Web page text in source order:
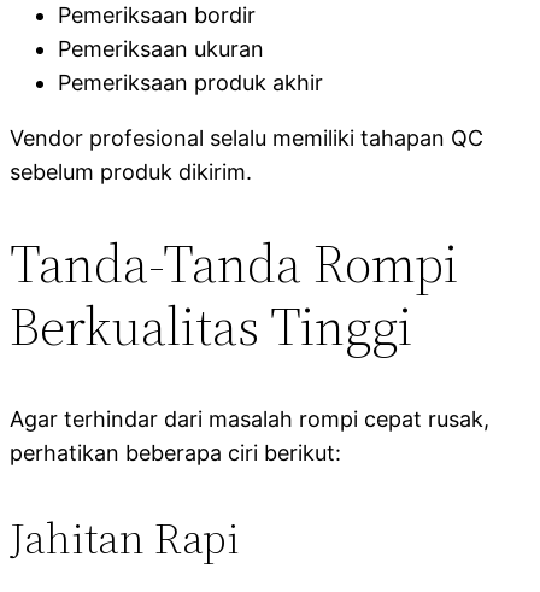
Pemeriksaan bordir
Pemeriksaan ukuran
Pemeriksaan produk akhir
Vendor profesional selalu memiliki tahapan QC
sebelum produk dikirim.
Tanda-Tanda Rompi
Berkualitas Tinggi
Agar terhindar dari masalah rompi cepat rusak,
perhatikan beberapa ciri berikut:
Jahitan Rapi